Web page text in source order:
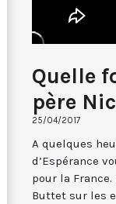
Quelle
père
25/04/2017
A quelques
d’Espérance
pour la
Buttet sur les